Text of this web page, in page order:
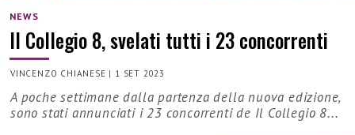
NEWS
Il Collegio 8, svelati tutti i 23 concorrenti
VINCENZO CHIANESE | 1 SET 2023
A poche settimane dalla partenza della nuova edizione,
sono stati annunciati i 23 concorrenti de Il Collegio 8...